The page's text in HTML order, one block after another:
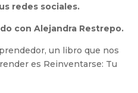
redes sociales.
con Alejandra Restrepo.
un libro que nos
es Reinventarse: Tu